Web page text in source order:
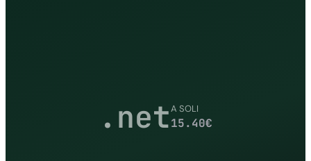
.netA SOLI
15.40€